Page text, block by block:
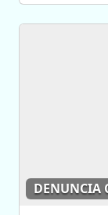
DENUNCIA